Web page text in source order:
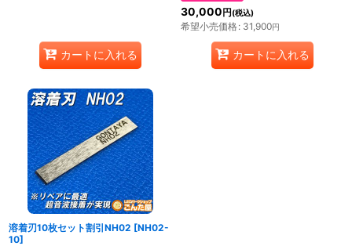
カートに入れる
30,000円(税込)
希望小売価格: 31,900円
カートに入れる
溶着刃10枚セット割引NH02 [NH02-
10]